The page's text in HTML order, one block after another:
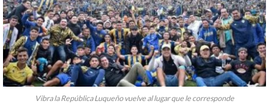
Vibra la República Luqueño vuelve al lugar que le corresponde